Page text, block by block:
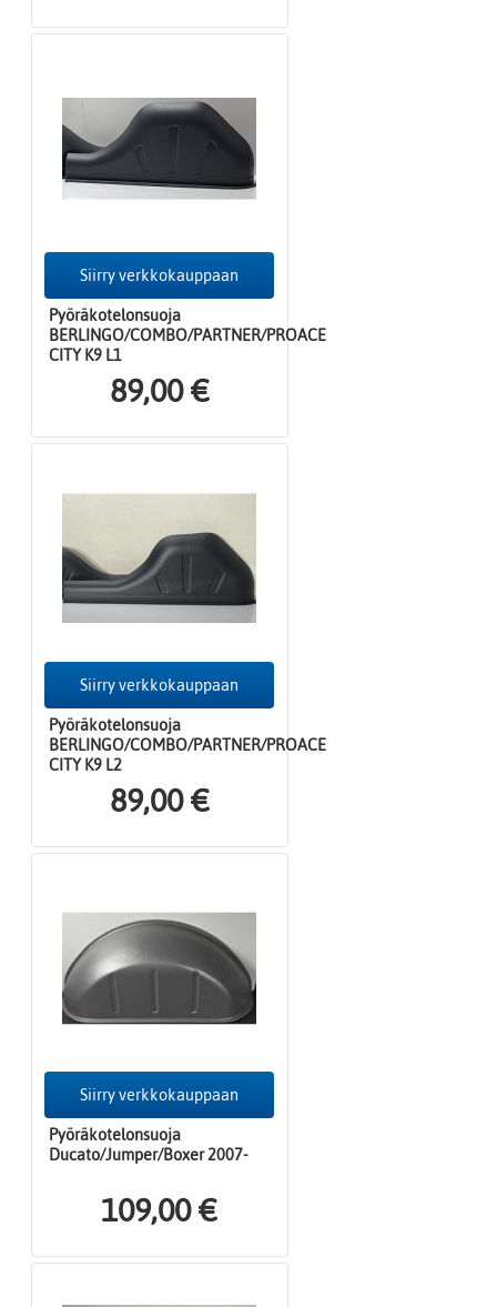
Siirry verkkokauppaan
Pyöräkotelonsuoja
BERLINGO/COMBO/PARTNER/PROACE
CITY K9 L1
89,00 €
Siirry verkkokauppaan
Pyöräkotelonsuoja
BERLINGO/COMBO/PARTNER/PROACE
CITY K9 L2
89,00 €
Siirry verkkokauppaan
Pyöräkotelonsuoja
Ducato/Jumper/Boxer 2007-
109,00 €